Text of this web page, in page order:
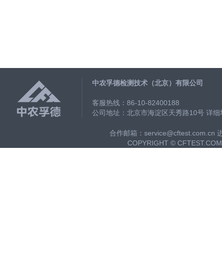
中农孚德检测技术（北京）有限公司
客服热线：86-10-82400188
公司地址：北京市海淀区天秀路10号 详细
合作邮箱：service@cftest.com.cn
COPYRIGHT ©